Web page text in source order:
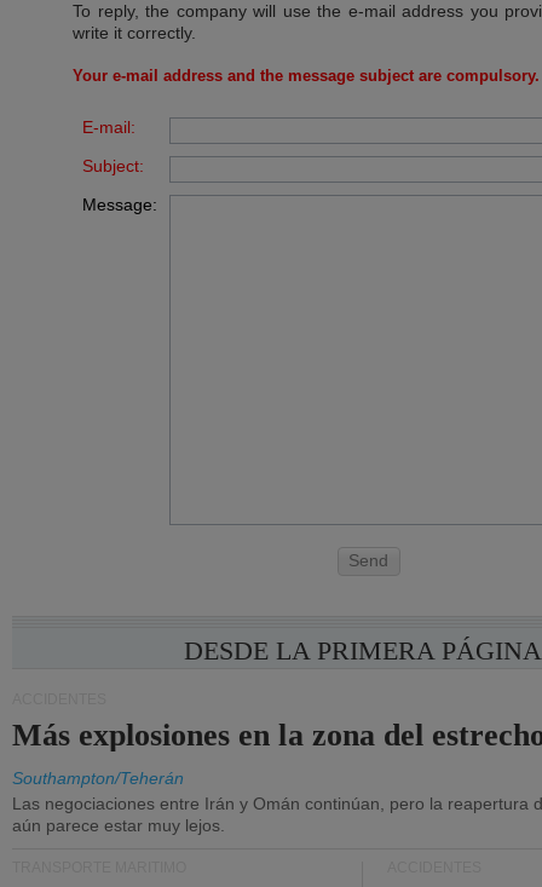
To reply, the company will use the e-mail address you
write it correctly.
Your e-mail address and the message subject are compulsory.
E-mail:
Subject:
Message:
Send
DESDE LA PRIMERA PÁGINA
Más explosiones en la zona del
Southampton/Teherán
Las negociaciones entre Irán y Omán continúan, pero la reapertura
aún parece estar muy lejos.